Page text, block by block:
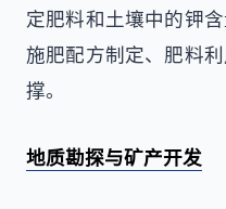
定肥料和土壤中的钾
施肥配方制定、肥料
撑。
地质勘探与矿产开发